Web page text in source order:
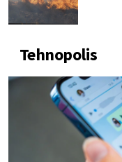
Tehnopolis